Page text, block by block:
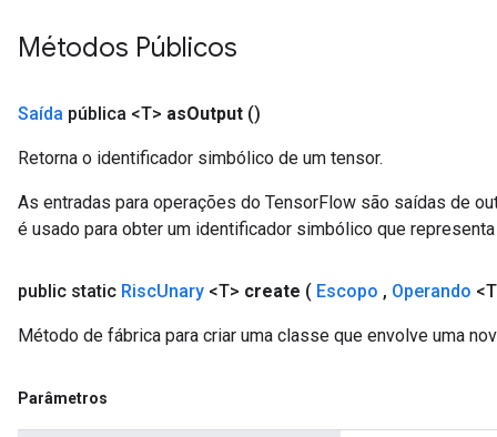
Métodos Públicos
Saída pública <T> asOutput ()
Retorna o identificador simbólico de um tensor.
As entradas para operações do TensorFlow são saídas de
é usado para obter um identificador simbólico que
public static RiscUnary <T> create ( Escopo , Operando
Método de fábrica para criar uma classe que envolve uma
Parâmetros